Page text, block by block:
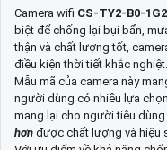
Camera wifi CS-TY2-B0-
biệt để chống lại bụi bẩn,
thận và chất lượng tốt,
điều kiện thời tiết khắc nghiệt.
Mẫu mã của camera này
người dùng có nhiều lựa
mang lại cho người tiêu
hơn được chất lượng và hiệu